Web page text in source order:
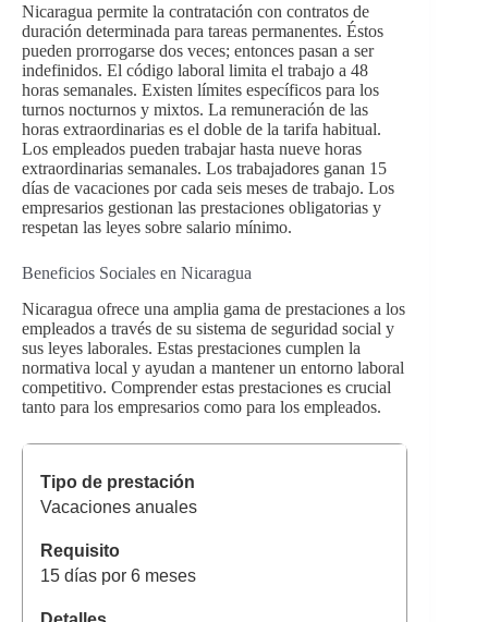
Nicaragua permite la contratación con contratos de
duración determinada para tareas permanentes. Éstos
pueden prorrogarse dos veces; entonces pasan a ser
indefinidos. El código laboral limita el trabajo a 48
horas semanales. Existen límites específicos para los
turnos nocturnos y mixtos. La remuneración de las
horas extraordinarias es el doble de la tarifa habitual.
Los empleados pueden trabajar hasta nueve horas
extraordinarias semanales. Los trabajadores ganan 15
días de vacaciones por cada seis meses de trabajo. Los
empresarios gestionan las prestaciones obligatorias y
respetan las leyes sobre salario mínimo.
Beneficios Sociales en Nicaragua
Nicaragua ofrece una amplia gama de prestaciones a los
empleados a través de su sistema de seguridad social y
sus leyes laborales. Estas prestaciones cumplen la
normativa local y ayudan a mantener un entorno laboral
competitivo. Comprender estas prestaciones es crucial
tanto para los empresarios como para los empleados.
Vacaciones anuales
15 días por 6 meses